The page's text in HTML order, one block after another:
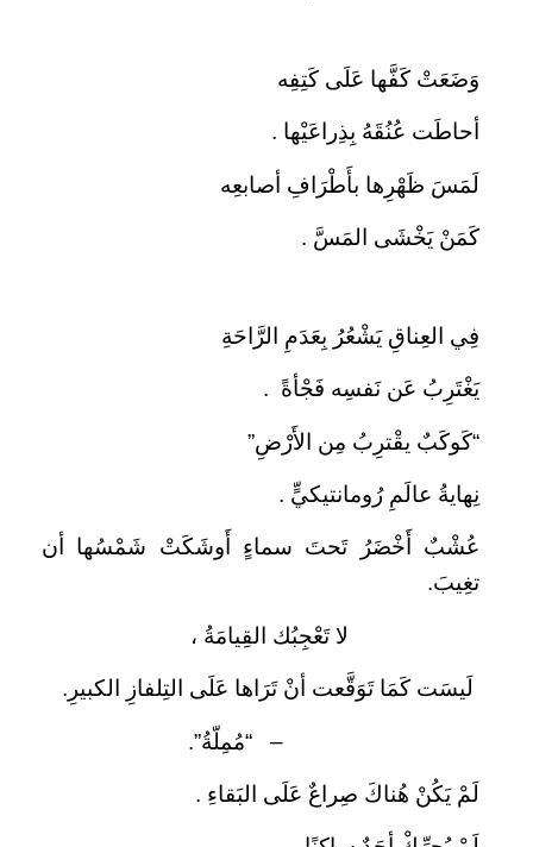
وَضَعَتْ كَفَّها عَلَى كَتِفِه
أحاطَت عُنُقَهُ بِذِراعَيْها .
لَمَسَ ظَهْرِها بأَطْرَافِ أصابعِه
كَمَنْ يَخْشَى المَسَّ .
فِي العِناقِ يَشْعُرُ بِعَدَمِ الرَّاحَةِ
يَغْتَرِبُ عَن نَفسِه فَجْأةً .
“كَوكَبٌ يقْترِبُ مِن الأَرْضِ”
نِهايةُ عالَمِ رُومانتيكيٍّ .
عُشْبٌ أَخْضَرُ تَحتَ سماءٍ أَوشَكَتْ شَمْسُها أن
تغِيبَ.
لا تَعْجِبُك القِيامَةُ ،
لَيسَت كَمَا تَوَقَّعت أنْ تَرَاها عَلَى التِلفازِ الكبيرِ.
– “مُمِلّةُ”.
لَمْ يَكُنْ هُناكَ صِراعٌ عَلَى البَقاءِ .